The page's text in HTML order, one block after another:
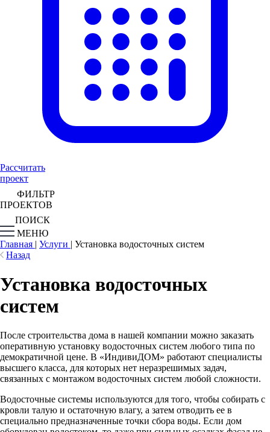
Рассчитать
проект
ФИЛЬТР
ПРОЕКТОВ
ПОИСК
МЕНЮ
Главная | Услуги | Установка водосточных систем
Назад
Установка водосточных
систем
После строительства дома в нашей компании можно заказать
оперативную установку водосточных систем любого типа по
демократичной цене. В «ИндивиДОМ» работают специалисты
высшего класса, для которых нет неразрешимых задач,
связанных с монтажом водосточных систем любой сложности.
Водосточные системы используются для того, чтобы собирать с
кровли талую и остаточную влагу, а затем отводить ее в
специально предназначенные точки сбора воды. Если дом